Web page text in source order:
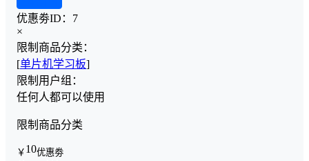
优惠劵ID： 7
×
限制商品分类：
[单片机学习板]
限制用户组：
任何人都可以使用
限制商品分类
￥ 10优惠劵